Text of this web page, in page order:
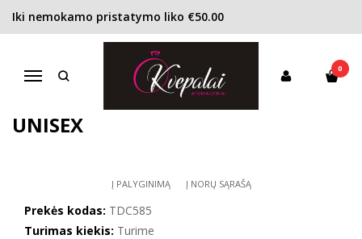
Iki nemokamo pristatymo liko €50.00
Navigacija
0
Pagrindinis KONCENTRACIJA
Kvapusis vanduo (EDP)
The Different Company Adjatay Cuir Narcotique EDP unisex
THE DIFFERENT COMPANY
ADJATAY CUIR NARCOTIQUE EDP
UNISEX
Į PALYGINIMĄ Į NORŲ SĄRAŠĄ
Prekės kodas: TDC585
Turimas kiekis: Turime